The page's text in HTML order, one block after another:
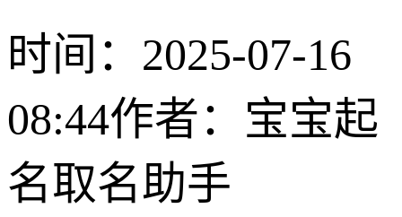
时间：2025-07-16
08:44作者：宝宝起
名取名助手